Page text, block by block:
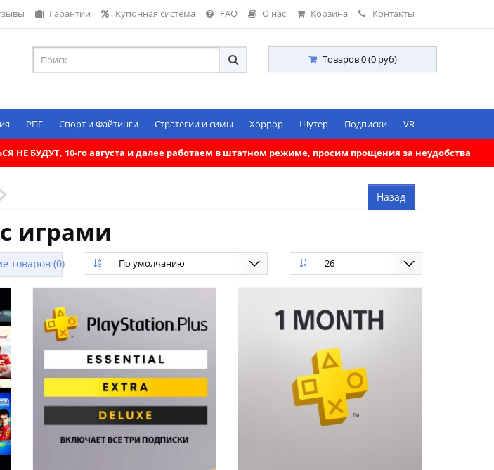
Гарантии Купонная система FAQ О нас Корзина Контакты
Товаров 0 (0 руб)
РПГ Спорт и Файтинги Стратегии и симы Хоррор Шутер Подписки VR
БУДУТ, 10-го августа и далее работаем в штатном режиме, просим прощения за неудобства
играми
товаров (0) По умолчанию 26